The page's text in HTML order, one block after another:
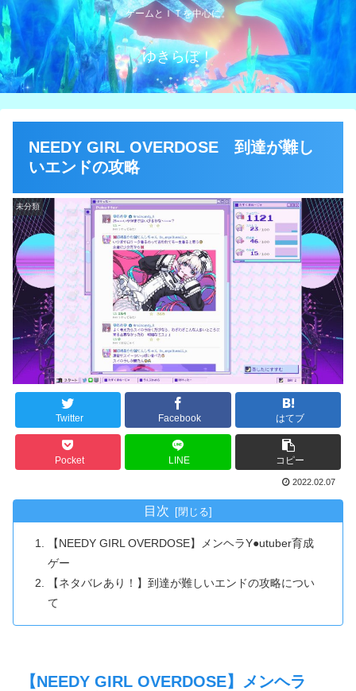
ゲームとＩＴを中心に。
ゆきらぼ！
NEEDY GIRL OVERDOSE 到達が難し
いエンドの攻略
未分類
Twitter Facebook はてブ
Pocket LINE コピー
2022.02.07
目次
【NEEDY GIRL OVERDOSE】メンヘラY●utuber育成
ゲー
【ネタバレあり！】到達が難しいエンドの攻略につい
て
【NEEDY GIRL OVERDOSE】メンヘラ